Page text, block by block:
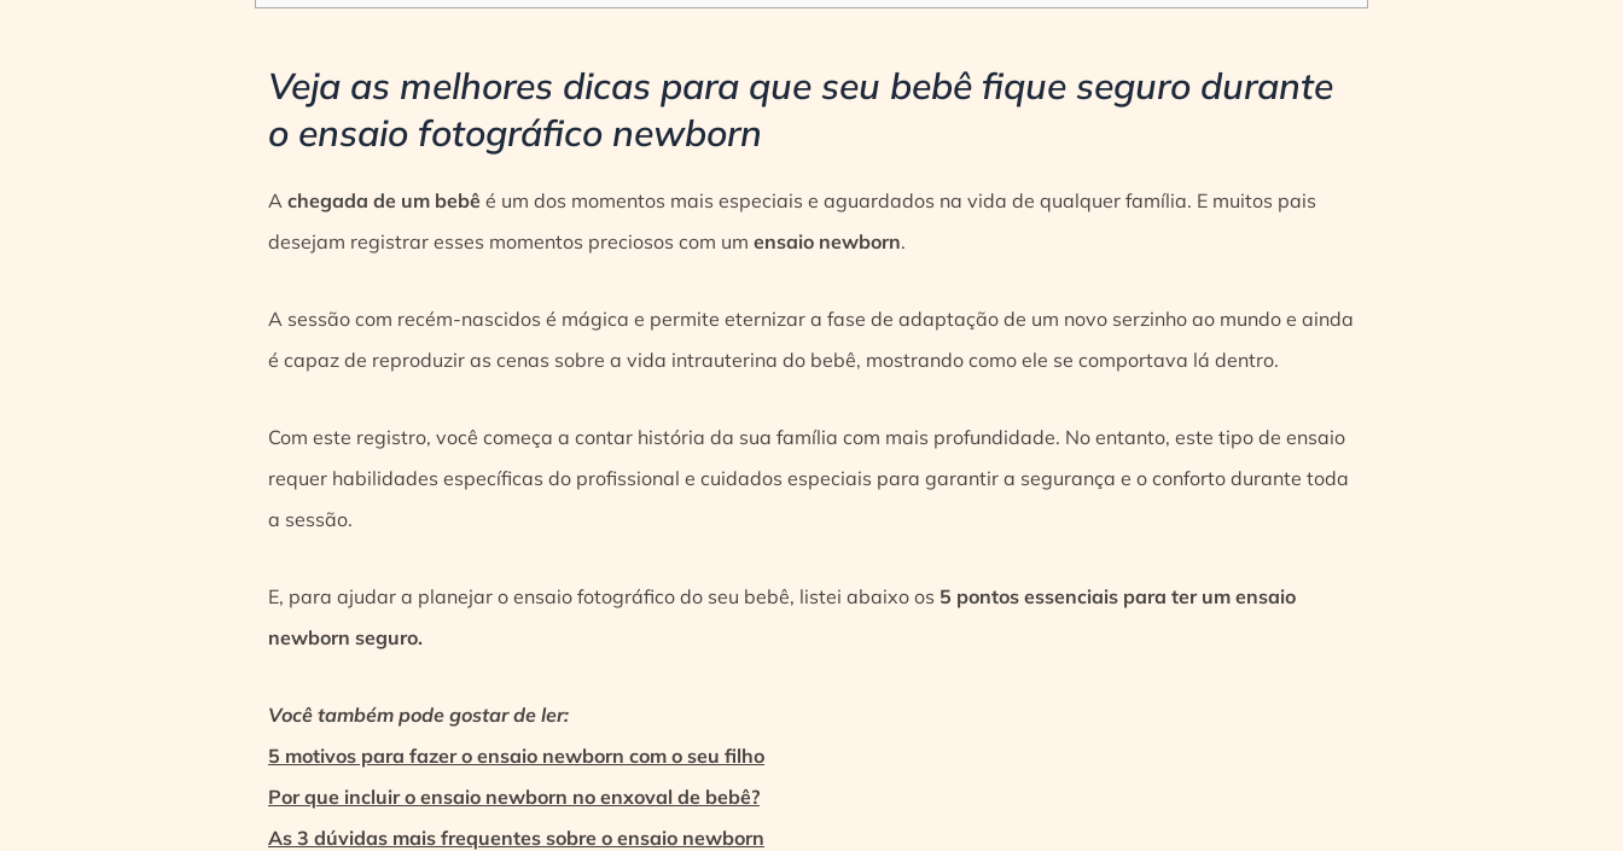
Veja as melhores dicas para que seu bebê fique seguro durante
o ensaio fotográfico newborn
A chegada de um bebê é um dos momentos mais especiais e aguardados na vida de qualquer família. E muitos pais
desejam registrar esses momentos preciosos com um ensaio newborn.
A sessão com recém-nascidos é mágica e permite eternizar a fase de adaptação de um novo serzinho ao mundo e ainda
é capaz de reproduzir as cenas sobre a vida intrauterina do bebê, mostrando como ele se comportava lá dentro.
Com este registro, você começa a contar história da sua família com mais profundidade. No entanto, este tipo de ensaio
requer habilidades específicas do profissional e cuidados especiais para garantir a segurança e o conforto durante toda
a sessão.
E, para ajudar a planejar o ensaio fotográfico do seu bebê, listei abaixo os 5 pontos essenciais para ter um ensaio
newborn seguro.
Você também pode gostar de ler:
5 motivos para fazer o ensaio newborn com o seu filho
Por que incluir o ensaio newborn no enxoval de bebê?
As 3 dúvidas mais frequentes sobre o ensaio newborn